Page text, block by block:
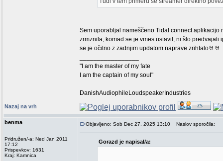
Sem uporabljal nameščeno Tidal connect
zrmznila, komad se je vmes ustavil, ni šlo
se je očitno z zadnjim updatom naprave zrihtalo🤘🤘
"I am the master of my fate
I am the captain of my soul"
DanishAudiophileLoudspeakerIndustries
Nazaj na vrh
benma
Pridružen/-a: Ned Jan 2011
17:12
Prispevkov: 1631
Kraj: Kamnica
Objavljeno: Sob Dec 27, 2025 13:10 Naslov sporočila:
Gorazd je napisal/a: